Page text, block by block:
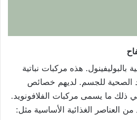
بالبوليفينول. هذه مركبات نباتية
الصحية للجسم. لديهم خصائص
ذلك ما يسمى مركبات الفلافونويد.
من العناصر الغذائية الأساسية مثل: